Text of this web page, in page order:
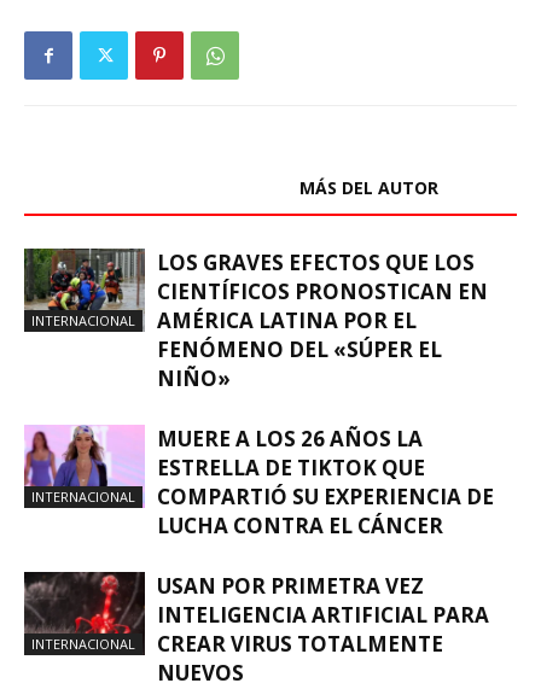
MÁS DEL AUTOR
INTERNACIONAL
LOS GRAVES EFECTOS QUE LOS
CIENTÍFICOS PRONOSTICAN EN
AMÉRICA LATINA POR EL
FENÓMENO DEL «SÚPER EL
NIÑO»
INTERNACIONAL
MUERE A LOS 26 AÑOS LA
ESTRELLA DE TIKTOK QUE
COMPARTIÓ SU EXPERIENCIA DE
LUCHA CONTRA EL CÁNCER
INTERNACIONAL
USAN POR PRIMETRA VEZ
INTELIGENCIA ARTIFICIAL PARA
CREAR VIRUS TOTALMENTE
NUEVOS